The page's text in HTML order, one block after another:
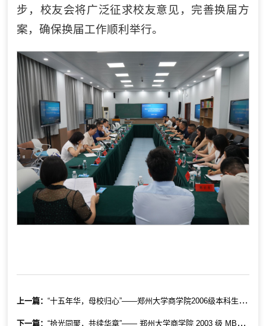
步，校友会将广泛征求校友意见，完善换届方
案，确保换届工作顺利举行。
上一篇：“十五年华，母校归心”——郑州大学商学院2006级本科生毕业十五周年返校活动圆满落幕
下一篇：“拾光同聚，共续华章”—— 郑州大学商学院 2003 级 MBA、2013 级 MBA/EMBA 校友返校活动圆满举行